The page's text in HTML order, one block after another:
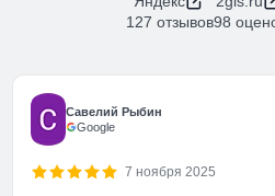
127 отзывов98
Савелий Рыбин
Google
7 ноября 2025